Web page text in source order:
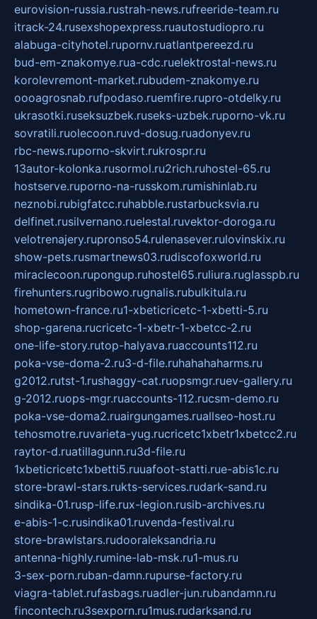
eurovision-russia.rustrah-news.rufreeride-team.ru
itrack-24.rusexshopexpress.ruautostudiopro.ru
alabuga-cityhotel.rupornv.ruatlantpereezd.ru
bud-em-znakomye.rua-cdc.ruelektrostal-news.ru
korolevremont-market.rubudem-znakomye.ru
oooagrosnab.rufpodaso.ruemfire.rupro-otdelky.ru
ukrasotki.ruseksuzbek.ruseks-uzbek.ruporno-vk.ru
sovratili.ruolecoon.ruvd-dosug.ruadonyev.ru
rbc-news.ruporno-skvirt.rukrospr.ru
13autor-kolonka.rusormol.ru2rich.ruhostel-65.ru
hostserve.ruporno-na-russkom.rumishinlab.ru
neznobi.rubigfatcc.ruhabble.rustarbucksvia.ru
delfinet.rusilvernano.ruelestal.ruvektor-doroga.ru
velotrenajery.rupronso54.rulenasever.rulovinskix.ru
show-pets.rusmartnews03.rudiscofoxworld.ru
miraclecoon.rupongup.ruhostel65.ruliura.ruglasspb.ru
firehunters.rugribowo.rugnalis.rubulkitula.ru
hometown-france.ru1-xbeticricetc-1-xbetti-5.ru
shop-garena.rucricetc-1-xbetr-1-xbetcc-2.ru
one-life-story.rutop-halyava.ruaccounts112.ru
poka-vse-doma-2.ru3-d-file.ruhahahaharms.ru
g2012.rutst-1.rushaggy-cat.ruopsmgr.ruev-gallery.ru
g-2012.ruops-mgr.ruaccounts-112.rucsm-demo.ru
poka-vse-doma2.ruairgungames.ruallseo-host.ru
tehosmotre.ruvarieta-yug.rucricetc1xbetr1xbetcc2.ru
raytor-d.ruatillagunn.ru3d-file.ru
1xbeticricetc1xbetti5.ruuafoot-statti.rue-abis1c.ru
store-brawl-stars.rukts-services.rudark-sand.ru
sindika-01.rusp-life.rux-legion.rusib-archives.ru
e-abis-1-c.rusindika01.ruvenda-festival.ru
store-brawlstars.rudooraleksandria.ru
antenna-highly.rumine-lab-msk.ru1-mus.ru
3-sex-porn.ruban-damn.rupurse-factory.ru
viagra-tablet.rufasbags.ruadler-jun.rubandamn.ru
fincontech.ru3sexporn.ru1mus.rudarksand.ru